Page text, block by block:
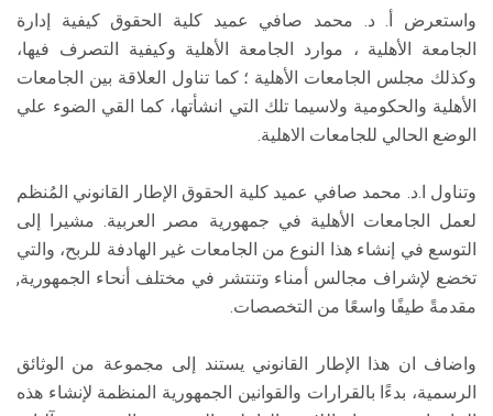
واستعرض أ. د. محمد صافي عميد كلية الحقوق كيفية إدارة
الجامعة الأهلية ، موارد الجامعة الأهلية وكيفية التصرف فيها،
وكذلك مجلس الجامعات الأهلية ؛ كما تناول العلاقة بين الجامعات
الأهلية والحكومية ولاسيما تلك التي انشأتها، كما القي الضوء علي
الوضع الحالي للجامعات الاهلية.
وتناول ا.د. محمد صافي عميد كلية الحقوق الإطار القانوني المُنظم
لعمل الجامعات الأهلية في جمهورية مصر العربية. مشيرا إلى
التوسع في إنشاء هذا النوع من الجامعات غير الهادفة للربح، والتي
تخضع لإشراف مجالس أمناء وتنتشر في مختلف أنحاء الجمهورية,
مقدمةً طيفًا واسعًا من التخصصات.
واضاف ان هذا الإطار القانوني يستند إلى مجموعة من الوثائق
الرسمية، بدءًا بالقرارات والقوانين الجمهورية المنظمة لإنشاء هذه